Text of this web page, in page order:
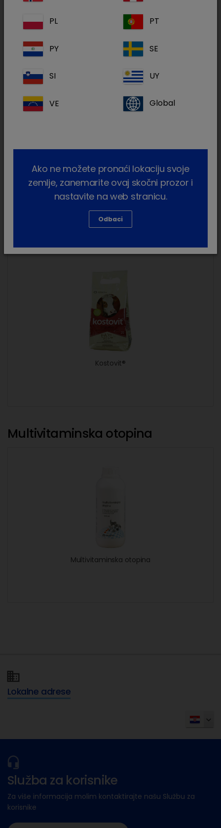
Fosfofertil
Fosfofertil
Kostovit®
Multivitaminska otopina
Multivitaminska otopina
Lokalne adrese
Služba za korisnike
Za više informacija molim kontaktirajte našu Službu za
korisnike
PL PT
PY SE
SI UY
VE Global
Ako ne možete pronaći lokaciju svoje
zemlje, zanemarite ovaj skočni prozor i
nastavite na web stranicu.
Odbaci